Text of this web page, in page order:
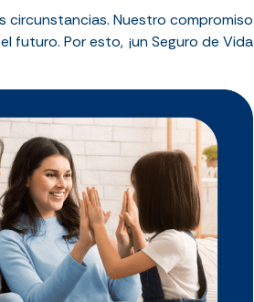
circunstancias. Nuestro compromiso
futuro. Por esto, ¡un Seguro de Vida